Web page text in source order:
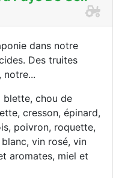
dans notre
Des truites
notre...
blette, chou de
cresson, épinard,
poivron, roquette,
vin rosé, vin
aromates, miel et